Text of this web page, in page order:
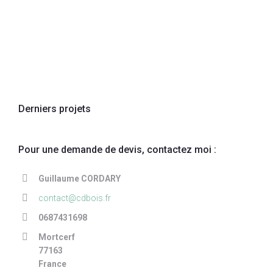
Derniers projets
Pour une demande de devis, contactez moi :
Guillaume CORDARY
contact@cdbois.fr
0687431698
Mortcerf
77163
France